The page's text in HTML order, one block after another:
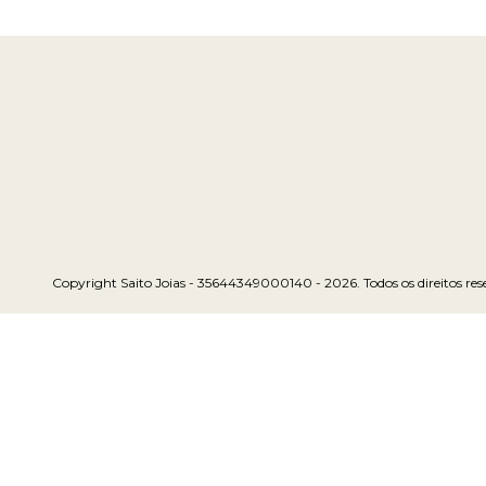
Copyright Saito Joias - 35644349000140 - 2026. Todos os direitos